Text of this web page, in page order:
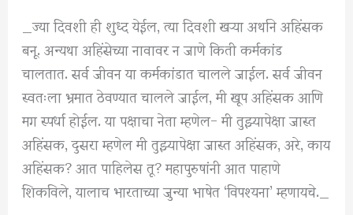
_ज्या दिवशी ही शुध्द येईल, त्या दिवशी खऱ्या अर्थाने अहिंसक
बनू. अन्यथा अहिंसेच्या नावावर न जाणे किती कर्मकांड
चालतात. सर्व जीवन या कर्मकांडात चालले जाईल. सर्व जीवन
स्वतःला भ्रमात ठेवण्यात चालले जाईल, मी खूप अहिंसक आणि
मग स्पर्धा होईल. या पक्षाचा नेता म्हणेल- मी तुझ्यापेक्षा जास्त
अहिंसक, दुसरा म्हणेल मी तुझ्यापेक्षा जास्त अहिंसक, अरे, काय
अहिंसक? आत पाहिलेस तू? महापुरुषांनी आत पाहाणे
शिकविले, यालाच भारताच्या जुन्या भाषेत ‘विपश्यना’ म्हणायचे._